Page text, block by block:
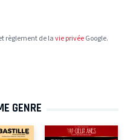
règlement de lavie privéeGoogle.
GENRE